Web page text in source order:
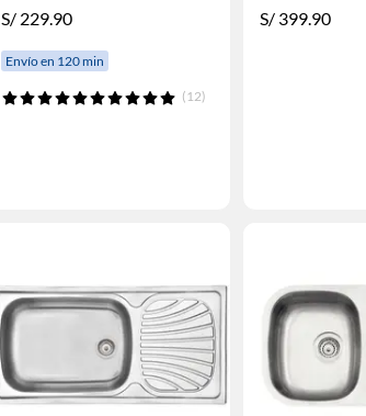
S/ 229.90
Envío en 120 min
(12)
S/ 399.90